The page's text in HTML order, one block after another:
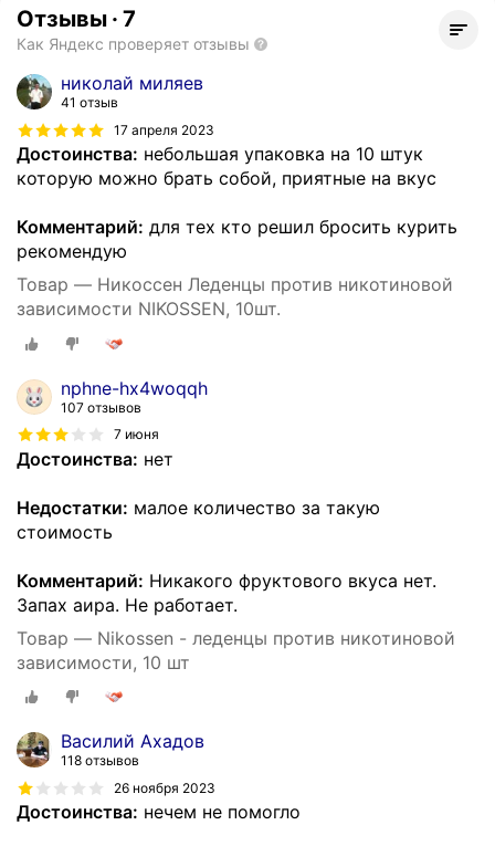
Отзывы · 7
Как Яндекс проверяет отзывы
николай миляев
41 отзыв
17 апреля 2023
Достоинства: небольшая упаковка на 10 штук
которую можно брать собой, приятные на вкус
Комментарий: для тех кто решил бросить курить
рекомендую
Товар — Никоссен Леденцы против никотиновой
зависимости NIKOSSEN, 10шт.
nphne-hx4woqqh
107 отзывов
7 июня
Достоинства: нет
Недостатки: малое количество за такую
стоимость
Комментарий: Никакого фруктового вкуса нет.
Запах аира. Не работает.
Товар — Nikossen - леденцы против никотиновой
зависимости, 10 шт
Василий Ахадов
118 отзывов
26 ноября 2023
Достоинства: нечем не помогло